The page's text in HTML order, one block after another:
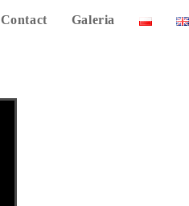
Contact Galeria